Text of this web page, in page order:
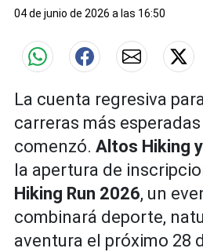
04 de junio de 2026 a las 16:50
La cuenta regresiva
carreras más esperadas
comenzó. Altos Hiking
la apertura de
Hiking Run 2026, un
combinará deporte,
aventura el próximo 28